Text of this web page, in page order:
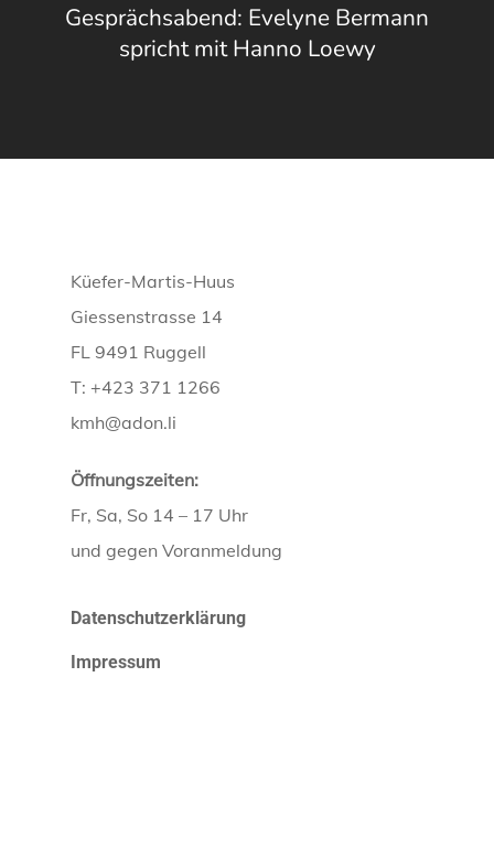
Gesprächsabend: Evelyne Bermann
spricht mit Hanno Loewy
Küefer-Martis-Huus
Giessenstrasse 14
FL 9491 Ruggell
T: +423 371 1266
kmh@adon.li
Öffnungszeiten:
Fr, Sa, So 14 – 17 Uhr
und gegen Voranmeldung
Datenschutzerklärung
Impressum